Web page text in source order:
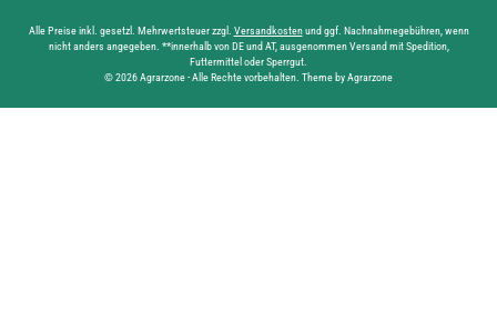
Alle Preise inkl. gesetzl. Mehrwertsteuer zzgl. Versandkostenund ggf. Nachnahmegebühren, wenn
nicht anders angegeben. **innerhalb von DE und AT, ausgenommen Versand mit Spedition,
Futtermittel oder Sperrgut.
© 2026 Agrarzone - Alle Rechte vorbehalten. Theme by Agrarzone